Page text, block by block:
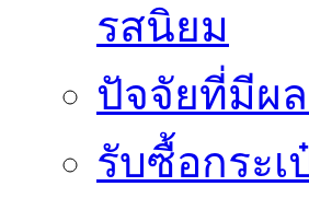
รสนิยม
ปัจจัยที่มีผ
รับซื้อกระ